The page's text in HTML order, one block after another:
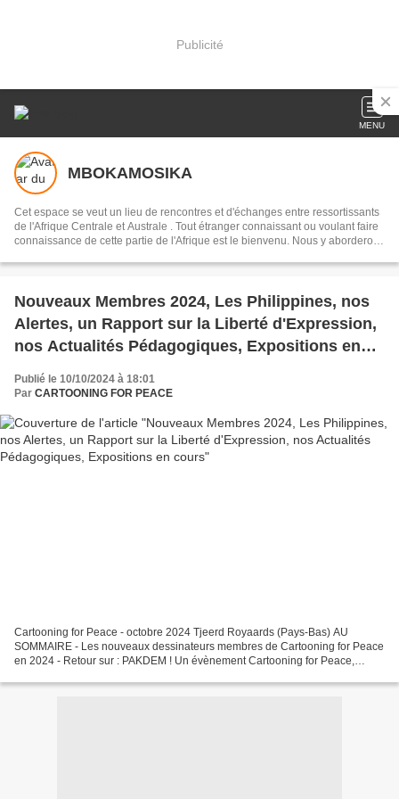
Publicité
MENU
MBOKAMOSIKA
Cet espace se veut un lieu de rencontres et d'échanges entre ressortissants
de l'Afrique Centrale et Australe . Tout étranger connaissant ou voulant faire
connaissance de cette partie de l'Afrique est le bienvenu. Nous y aborderons
interlocuteurs . Notre devise:réduire la distance qui nous sépare du
musique dans toute sa diversité
Nouveaux Membres 2024, Les Philippines, nos
Alertes, un Rapport sur la Liberté d'Expression,
nos Actualités Pédagogiques, Expositions en
cours
Publié le 10/10/2024 à 18:01
Par CARTOONING FOR PEACE
Cartooning for Peace - octobre 2024 Tjeerd Royaards (Pays-Bas) AU
SOMMAIRE - Les nouveaux dessinateurs membres de Cartooning for Peace
en 2024 - Retour sur : PAKDEM ! Un évènement Cartooning for Peace,